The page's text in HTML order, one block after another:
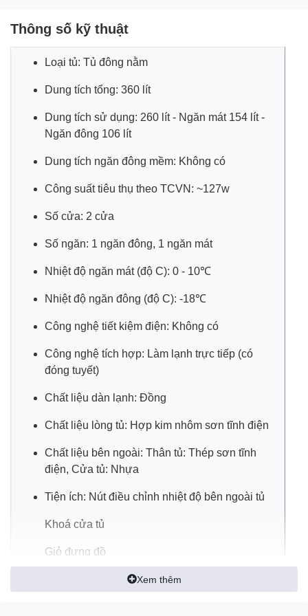
tiện quan sát,tủ đông Sanaky
loại thực phẩm để bảo quản.
Gas R600atiết kiệm điện hơn
Ngoài việc nâng cao khả năng làm đông, trang bị gas
R600a trên chiếc
tủ đông
này còn giúp cho gia đình bạn
tiết kiệm điện năng tiêu thụ hàng tháng so với những dòng
tủ đông sử dụng gas đời cũ.
Dàn lạnh được làm từ đồng nguyên chất, mang lại tuổi thọ
cao cho tủ, đồng thời nhanh chóng làm lạnh, làm đông chỉ
Thông số kỹ thuật
Loại tủ: Tủ đông nằm
Dung tích tổng: 360 lít
Dung tích sử dụng: 260 lít - Ngăn mát 154 lít -
Ngăn đông 106 lít
Dung tích ngăn đông mềm: Không có
Công suất tiêu thụ theo TCVN: ~127w
Số cửa: 2 cửa
Số ngăn: 1 ngăn đông, 1 ngăn mát
Nhiệt độ ngăn mát (độ C): 0 - 10℃
Nhiệt độ ngăn đông (độ C): -18℃
Công nghệ tiết kiệm điện: Không có
Công nghệ tích hợp: Làm lạnh trực tiếp (có
đóng tuyết)
Chất liệu dàn lạnh: Đồng
Chất liệu lòng tủ: Hợp kim nhôm sơn tĩnh điện
Chất liệu bên ngoài: Thân tủ: Thép sơn tĩnh
điện, Cửa tủ: Nhựa
Tiện ích: Nút điều chỉnh nhiệt độ bên ngoài tủ
Khoá cửa tủ
Giỏ đựng đồ
Xem thêm